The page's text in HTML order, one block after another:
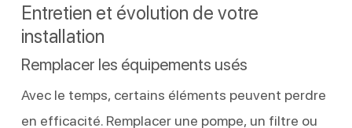
Entretien et évolution de votre
installation
Remplacer les équipements usés
Avec le temps, certains éléments peuvent perdre
en efficacité. Remplacer une pompe, un filtre ou